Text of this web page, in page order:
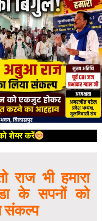
शेयर करें
राज भी हमारा
के सपनों को
संकल्प